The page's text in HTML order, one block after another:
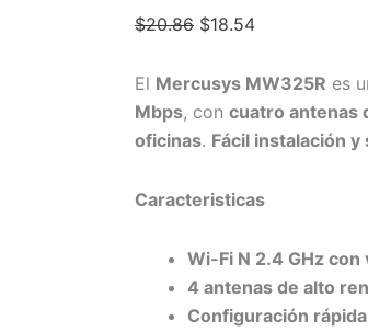
$20.86 $18.54
El Mercusys MW325R es
Mbps, con cuatro antenas
oficinas. Fácil instalación
Caracteristicas
Wi-Fi N 2.4 GHz
4 antenas de alto
Configuración